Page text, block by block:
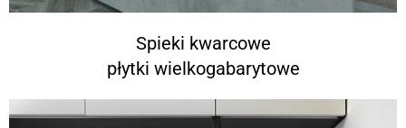
Spieki kwarcowe
płytki wielkogabarytowe